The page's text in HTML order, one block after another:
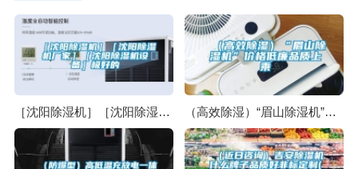
［沈阳除湿机］［沈阳除湿机厂家］［沈阳除湿机设备］极好的 （高效除湿）“眉山除湿机”价格低廉品质上乘